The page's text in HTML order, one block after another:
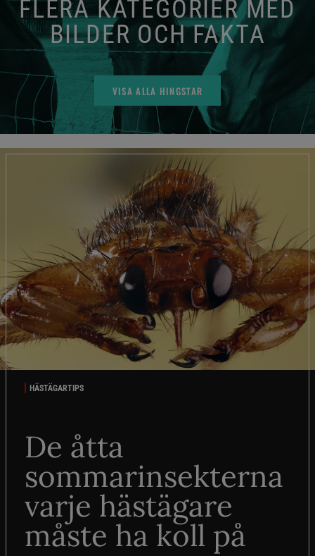
FLERA KATEGORIER MED
BILDER OCH FAKTA
VISA ALLA HINGSTAR
HÄSTÄGARTIPS
De åtta
sommarinsekterna
varje hästägare
måste ha koll på